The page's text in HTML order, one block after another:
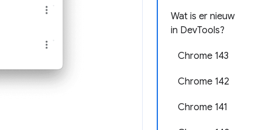
Wat is er nieuw
in DevTools?
Chrome 143
Chrome 142
Chrome 141